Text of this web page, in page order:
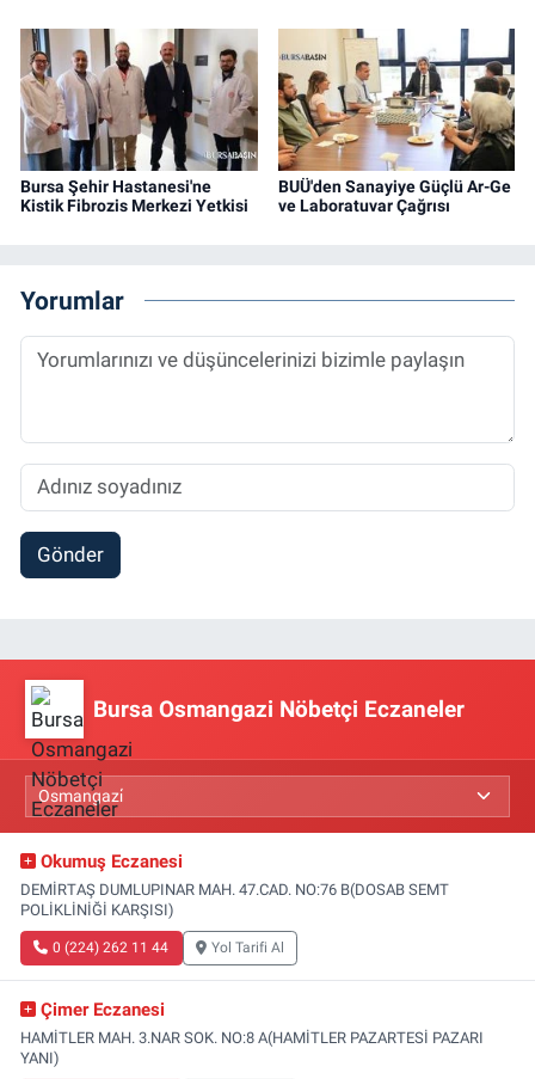
Bursa Şehir Hastanesi'ne
Kistik Fibrozis Merkezi Yetkisi
BUÜ'den Sanayiye Güçlü Ar-Ge
ve Laboratuvar Çağrısı
Yorumlar
Gönder
Bursa Osmangazi Nöbetçi Eczaneler
Okumuş Eczanesi
DEMİRTAŞ DUMLUPINAR MAH. 47.CAD. NO:76 B(DOSAB SEMT
POLİKLİNİĞİ KARŞISI)
0 (224) 262 11 44 Yol Tarifi Al
Çimer Eczanesi
HAMİTLER MAH. 3.NAR SOK. NO:8 A(HAMİTLER PAZARTESİ PAZARI
YANI)